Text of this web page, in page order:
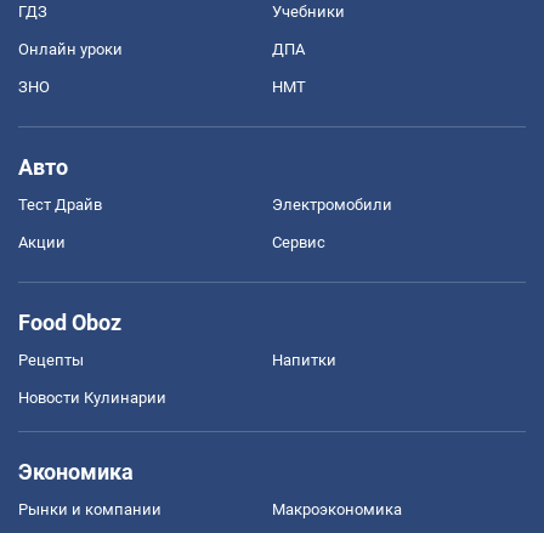
ГДЗ Учебники
Онлайн уроки ДПА
ЗНО НМТ
Авто
Тест Драйв Электромобили
Акции Сервис
Food Oboz
Рецепты Напитки
Новости Кулинарии
Экономика
Рынки и компании Mакроэкономика